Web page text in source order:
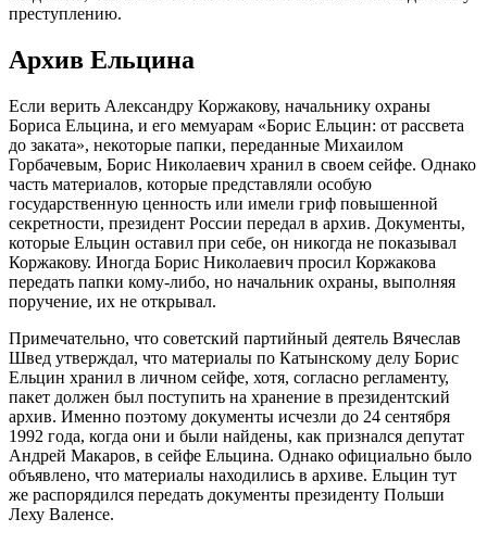
преступлению.
Архив Ельцина
Если верить Александру Коржакову, начальнику охраны
Бориса Ельцина, и его мемуарам «Борис Ельцин: от рассвета
до заката», некоторые папки, переданные Михаилом
Горбачевым, Борис Николаевич хранил в своем сейфе. Однако
часть материалов, которые представляли особую
государственную ценность или имели гриф повышенной
секретности, президент России передал в архив. Документы,
которые Ельцин оставил при себе, он никогда не показывал
Коржакову. Иногда Борис Николаевич просил Коржакова
передать папки кому-либо, но начальник охраны, выполняя
поручение, их не открывал.
Примечательно, что советский партийный деятель Вячеслав
Швед утверждал, что материалы по Катынскому делу Борис
Ельцин хранил в личном сейфе, хотя, согласно регламенту,
пакет должен был поступить на хранение в президентский
архив. Именно поэтому документы исчезли до 24 сентября
1992 года, когда они и были найдены, как признался депутат
Андрей Макаров, в сейфе Ельцина. Однако официально было
объявлено, что материалы находились в архиве. Ельцин тут
же распорядился передать документы президенту Польши
Леху Валенсе.